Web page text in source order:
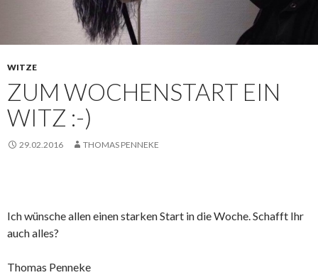
WITZE
ZUM WOCHENSTART EIN
WITZ :-)
29.02.2016 THOMAS PENNEKE
Ich wünsche allen einen starken Start in die Woche. Schafft Ihr
auch alles?
Thomas Penneke